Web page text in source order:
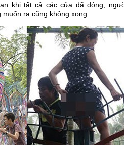
khi tất cả các cửa đã đóng,
ra cũng không xong.